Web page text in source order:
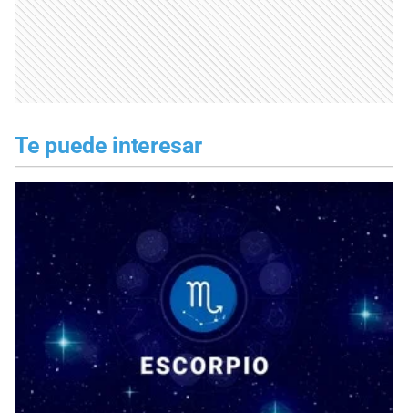
Te puede interesar